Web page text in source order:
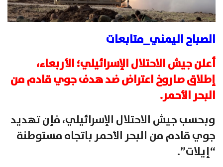
الصباح اليمني_متابعات
أعلن جيش الاحتلال الإسرائيلي؛ الأربعاء،
إطلاق صاروخ اعتراض ضد هدف جوي قادم من
البحر الأحمر.
وبحسب جيش الاحتلال الإسرائيلي، فإن تهديد
جوي قادم من البحر الأحمر باتجاه مستوطنة
“إيلات”.